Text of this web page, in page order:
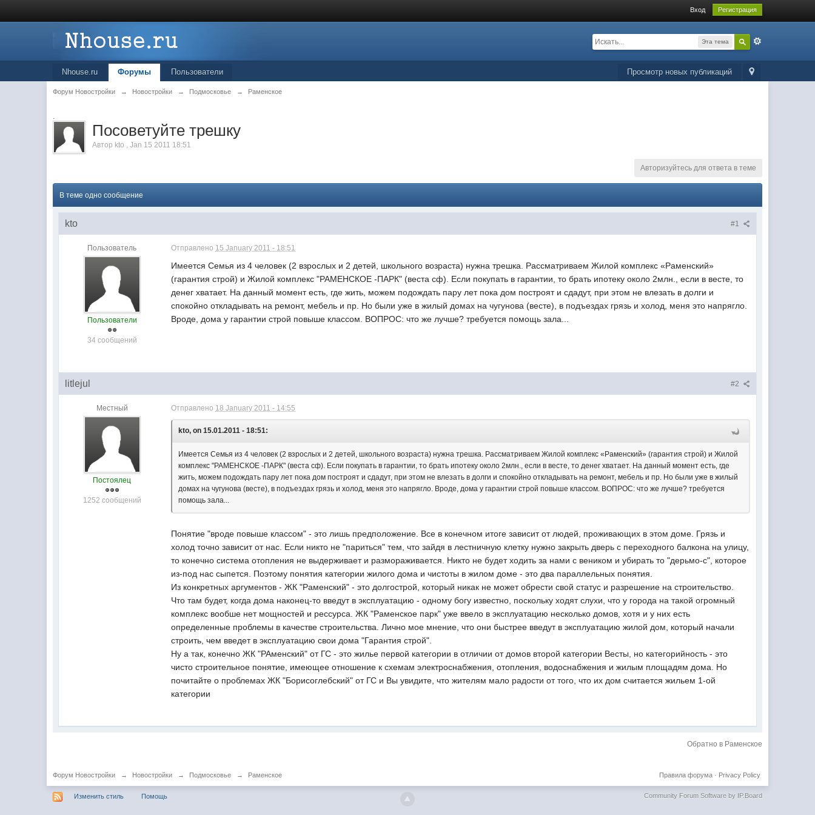
Вход Регистрация
Эта тема
Просмотр новых публикаций
Nhouse.ru Форумы Пользователи
Форум Новостройки → Новостройки → Подмосковье → Раменское
.
Посоветуйте трешку
Автор kto ,Jan 15 2011 18:51
Авторизуйтесь для ответа в теме
В теме одно сообщение
#1
kto
Пользователь
Пользователи
34 сообщений
Отправлено 15 January 2011 - 18:51
Имеется Семья из 4 человек (2 взрослых и 2 детей, школьного возраста) нужна трешка. Рассматриваем Жилой комплекс «Раменский»
(гарантия строй) и Жилой комплекс "РАМЕНСКОЕ -ПАРК" (веста сф). Если покупать в гарантии, то брать ипотеку около 2млн., если в весте, то
денег хватает. На данный момент есть, где жить, можем подождать пару лет пока дом построят и сдадут, при этом не влезать в долги и
спокойно откладывать на ремонт, мебель и пр. Но были уже в жилый домах на чугунова (весте), в подъездах грязь и холод, меня это напрягло.
Вроде, дома у гарантии строй повыше классом. ВОПРОС: что же лучше? требуется помощь зала...
#2
litlejul
Местный
Постоялец
1252 сообщений
Отправлено 18 January 2011 - 14:55
kto, on 15.01.2011 - 18:51:
Имеется Семья из 4 человек (2 взрослых и 2 детей, школьного возраста) нужна трешка. Рассматриваем Жилой комплекс «Раменский» (гарантия строй) и Жилой
комплекс "РАМЕНСКОЕ -ПАРК" (веста сф). Если покупать в гарантии, то брать ипотеку около 2млн., если в весте, то денег хватает. На данный момент есть, где
жить, можем подождать пару лет пока дом построят и сдадут, при этом не влезать в долги и спокойно откладывать на ремонт, мебель и пр. Но были уже в жилый
домах на чугунова (весте), в подъездах грязь и холод, меня это напрягло. Вроде, дома у гарантии строй повыше классом. ВОПРОС: что же лучше? требуется
помощь зала...
Понятие "вроде повыше классом" - это лишь предположение. Все в конечном итоге зависит от людей, проживающих в этом доме. Грязь и
холод точно зависит от нас. Если никто не "париться" тем, что зайдя в лестничную клетку нужно закрыть дверь с переходного балкона на улицу,
то конечно система отопления не выдерживает и размораживается. Никто не будет ходить за нами с веником и убирать то "дерьмо-с", которое
из-под нас сыпется. Поэтому понятия категории жилого дома и чистоты в жилом доме - это два параллельных понятия.
Из конкретных аргументов - ЖК "Раменский" - это долгострой, который никак не может обрести свой статус и разрешение на строительство.
Что там будет, когда дома наконец-то введут в эксплуатацию - одному богу известно, поскольку ходят слухи, что у города на такой огромный
комплекс вообше нет мощностей и рессурса. ЖК "Раменское парк" уже ввело в эксплуатацию несколько домов, хотя и у них есть
определенные проблемы в качестве строительства. Лично мое мнение, что они быстрее введут в эксплуатацию жилой дом, который начали
строить, чем введет в эксплуатацию свои дома "Гарантия строй".
Ну а так, конечно ЖК "РАменский" от ГС - это жилье первой категории в отличии от домов второй категории Весты, но категорийность - это
чисто строительное понятие, имеющее отношение к схемам электроснабжения, отопления, водоснабжения и жилым площадям дома. Но
почитайте о проблемах ЖК "Борисоглебский" от ГС и Вы увидите, что жителям мало радости от того, что их дом считается жильем 1-ой
категории
Обратно в Раменское
Форум Новостройки → Новостройки → Подмосковье → Раменское Privacy Policy
Правила форума·
Изменить стиль Помощь Community Forum Software by IP.Board